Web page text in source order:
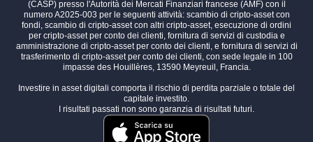
(CASP) presso l'Autorità dei Mercati Finanziari francese (AMF) con il
numero A2025-003 per le seguenti attività: scambio di cripto-asset con
fondi, scambio di cripto-asset con altri cripto-asset, esecuzione di ordini
per cripto-asset per conto dei clienti, fornitura di servizi di custodia e
amministrazione di cripto-asset per conto dei clienti, e fornitura di servizi di
trasferimento di cripto-asset per conto dei clienti, con sede legale in 100
impasse des Houillères, 13590 Meyreuil, Francia.
Investire in asset digitali comporta il rischio di perdita parziale o totale del
capitale investito.
I risultati passati non sono garanzia di risultati futuri.